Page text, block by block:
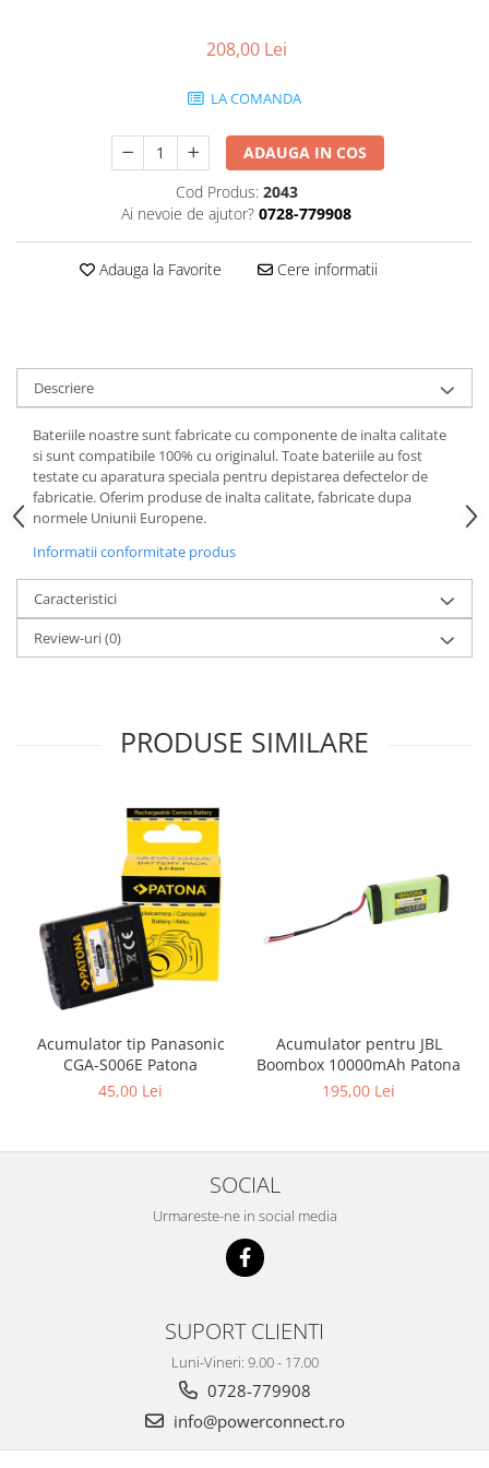
208,00 Lei
LA COMANDA
ADAUGA IN COS
Cod Produs: 2043
Ai nevoie de ajutor? 0728-779908
Adauga la Favorite Cere informatii
Descriere
Bateriile noastre sunt fabricate cu componente de inalta calitate
si sunt compatibile 100% cu originalul. Toate bateriile au fost
testate cu aparatura speciala pentru depistarea defectelor de
fabricatie. Oferim produse de inalta calitate, fabricate dupa
normele Uniunii Europene.
Informatii conformitate produs
Caracteristici
Review-uri(0)
PRODUSE SIMILARE
Acumulator tip Panasonic
CGA-S006E Patona
45,00 Lei
Acumulator pentru JBL
Boombox 10000mAh Patona
195,00 Lei
SOCIAL
Urmareste-ne in social media
SUPORT CLIENTI
Luni-Vineri: 9.00 - 17.00
0728-779908
info@powerconnect.ro